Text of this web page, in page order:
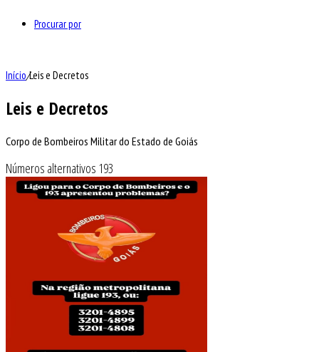
Procurar por
Início/Leis e Decretos
Leis e Decretos
Corpo de Bombeiros Militar do Estado de Goiás
Números alternativos 193